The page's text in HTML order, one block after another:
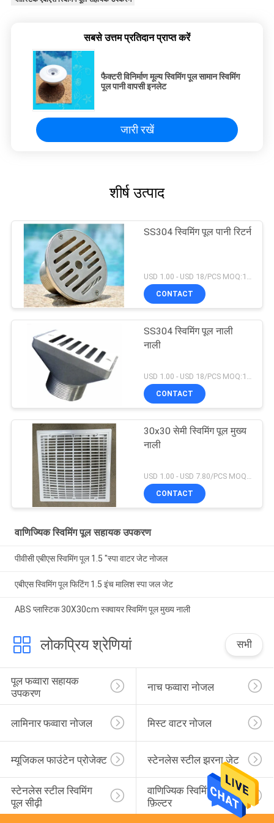
सबसे उत्तम प्रतिदान प्राप्त करें
फैक्टरी विनिर्माण मूल्य स्विमिंग पूल सामान स्विमिंग
पूल पानी वापसी इनलेट
जारी रखें
शीर्ष उत्पाद
SS304 स्विमिंग पूल पानी रिटर्न
USD 1.00 - USD 18/PCS MOQ:1 टुकड़ा
CONTACT
SS304 स्विमिंग पूल नाली
नाली
USD 1.00 - USD 18/PCS MOQ:1 टुकड़ा
CONTACT
30x30 सेमी स्विमिंग पूल मुख्य
नाली
CONTACT
वाणिज्यिक स्विमिंग पूल सहायक उपकरण
पीवीसी एबीएस स्विमिंग पूल 1.5 "स्पा वाटर जेट नोजल
एबीएस स्विमिंग पूल फिटिंग 1.5 इंच मालिश स्पा जल जेट
ABS प्लास्टिक 30X30cm स्क्वायर स्विमिंग पूल मुख्य नाली
लोकप्रिय श्रेणियां सभी
पूल फव्वारा सहायक
उपकरण
नाच फव्वारा नोजल
लामिनार फव्वारा नोजल मिस्ट वाटर नोजल
म्यूजिकल फाउंटेन प्रोजेक्ट स्टेनलेस स्टील झरना जेट
स्टेनलेस स्टील स्विमिंग
पूल सीढ़ी
वाणिज्यिक स्विमिंग पूल रेत
फ़िल्टर